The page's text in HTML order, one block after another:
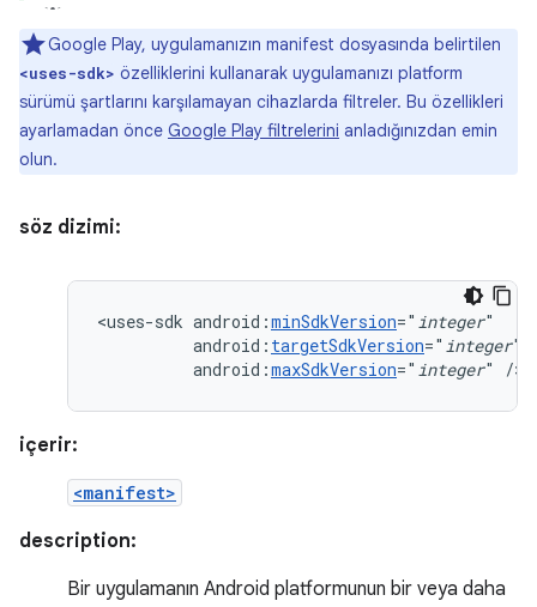
Google Play, uygulamanızın manifest dosyasında belirtilen
<uses-sdk> özelliklerini kullanarak uygulamanızı platform
sürümü şartlarını karşılamayan cihazlarda filtreler. Bu özellikleri
ayarlamadan önce Google Play filtrelerini anladığınızdan emin
olun.
söz dizimi:
<uses-sdk android:minSdkVersion=" integer
android: targetSdkVersion=" integer
android:maxSdkVersion=" integer" />
içerir:
<manifest>
description:
Bir uygulamanın Android platformunun bir veya daha